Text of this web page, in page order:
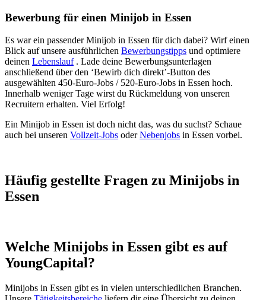
Bewerbung für einen Minijob in Essen
Es war ein passender Minijob in Essen für dich dabei? Wirf einen
Blick auf unsere ausführlichen Bewerbungstipps und optimiere
deinen Lebenslauf. Lade deine Bewerbungsunterlagen
anschließend über den ‘Bewirb dich direkt’-Button des
ausgewählten 450-Euro-Jobs / 520-Euro-Jobs in Essen hoch.
Innerhalb weniger Tage wirst du Rückmeldung von unseren
Recruitern erhalten. Viel Erfolg!
Ein Minijob in Essen ist doch nicht das, was du suchst? Schaue
auch bei unseren Vollzeit-Jobs oderNebenjobs in Essen vorbei.
Häufig gestellte Fragen zu Minijobs in
Essen
Welche Minijobs in Essen gibt es auf
YoungCapital?
Minijobs in Essen gibt es in vielen unterschiedlichen Branchen.